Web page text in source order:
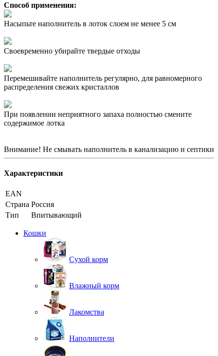
Способ применения:
Насыпьте наполнитель в лоток слоем не менее 5 см
Своевременно убирайте твердые отходы
Перемешивайте наполнитель регулярно, для равномерного
распределения свежих кристаллов
При появлении неприятного запаха полностью смените
содержимое лотка
Внимание! Не смывать наполнитель в канализацию и септики
Характеристики
EAN
Страна Россия
Тип
Впитывающий
Кошки
Сухой корм
Влажный корм
Лакомства
Наполнители